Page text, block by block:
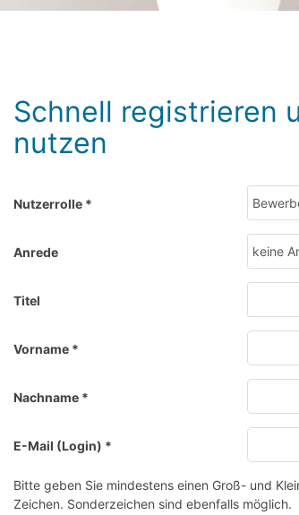
Schnell registrieren
nutzen
Nutzerrolle *
Anrede
Titel
Vorname *
Nachname *
E-Mail (Login) *
Bitte geben Sie mindestens einen Groß- und
Zeichen. Sonderzeichen sind ebenfalls möglich.